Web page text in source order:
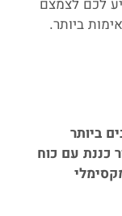
לכם לצמצם
ביותר.
ביותר
כננת עם כוח
המקסימלי